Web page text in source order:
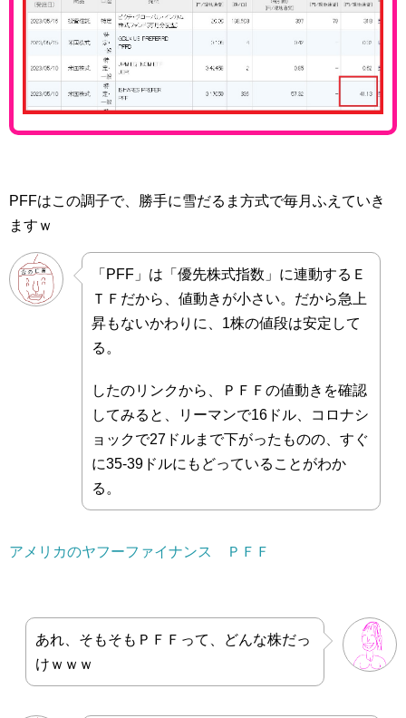
PFFはこの調子で、勝手に雪だるま方式で毎月ふえていき
ますｗ
「PFF」は「優先株式指数」に連動するＥ
ＴＦだから、値動きが小さい。だから急上
昇もないかわりに、1株の値段は安定して
る。
したのリンクから、ＰＦＦの値動きを確認
してみると、リーマンで16ドル、コロナシ
ョックで27ドルまで下がったものの、すぐ
に35-39ドルにもどっていることがわか
る。
アメリカのヤフーファイナンス ＰＦＦ
あれ、そもそもＰＦＦって、どんな株だっ
けｗｗｗ